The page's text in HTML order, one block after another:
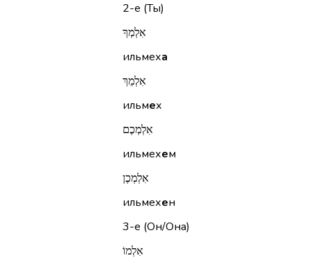
2-е (Ты)
אִלְמְךָ
ильмеха
אִלְמֵךְ
ильмех
אִלְמְכֶם
ильмехем
אִלְמְכֶן
ильмехен
3-е (Он/Она)
אִלְמוֹ